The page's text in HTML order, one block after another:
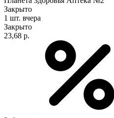
Закрыто
1 шт. вчера
Закрыто
23,68 р.